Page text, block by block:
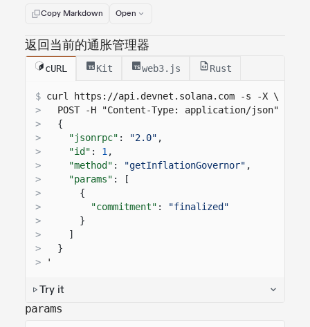
Copy Markdown Open
返回当前的通胀管理器
cURL Kit web3.js Rust
$ curl https://api.devnet.solana.com -s -X \
>
POST -H "Content-Type: application/json" -d
>
{
>
"jsonrpc" : "2.0" ,
>
"id" : 1 ,
>
"method" : "getInflationGovernor" ,
>
"params" : [
>
{
>
"commitment" :
"finalized"
>
}
>
]
>
}
>
'
Try it
params